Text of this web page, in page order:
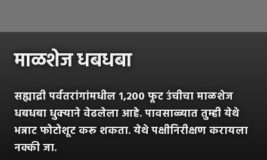
माळशेज धबधबा
सह्याद्री पर्वतरांगांमधील १,२०० फूट उंचीचा माळशेज
धबधबा धुक्याने वेढलेला आहे. पावसाळ्यात तुम्ही येथे
भन्नाट फोटोशूट करू शकता. येथे पक्षीनिरीक्षण करायला
नक्की जा.